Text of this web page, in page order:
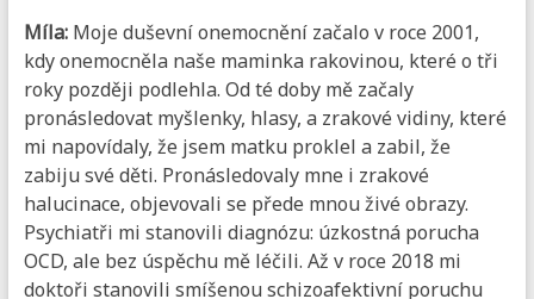
Míla:Moje duševní onemocnění začalo v roce 2001,
kdy onemocněla naše maminka rakovinou, které o tři
roky později podlehla. Od té doby mě začaly
pronásledovat myšlenky, hlasy, a zrakové vidiny, které
mi napovídaly, že jsem matku proklel a zabil, že
zabiju své děti. Pronásledovaly mne i zrakové
halucinace, objevovali se přede mnou živé obrazy.
Psychiatři mi stanovili diagnózu: úzkostná porucha
OCD, ale bez úspěchu mě léčili. Až v roce 2018 mi
doktoři stanovili smíšenou schizoafektivní poruchu